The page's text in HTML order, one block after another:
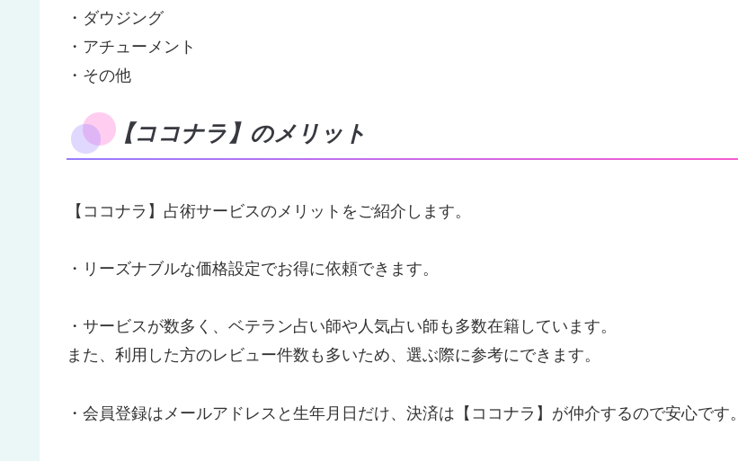
・ダウジング
・アチューメント
・その他
【ココナラ】のメリット
【ココナラ】占術サービスのメリットをご紹介します。
・リーズナブルな価格設定でお得に依頼できます。
・サービスが数多く、ベテラン占い師や人気占い師も多数在籍しています。
また、利用した方のレビュー件数も多いため、選ぶ際に参考にできます。
・会員登録はメールアドレスと生年月日だけ、決済は【ココナラ】が仲介するので安心です。